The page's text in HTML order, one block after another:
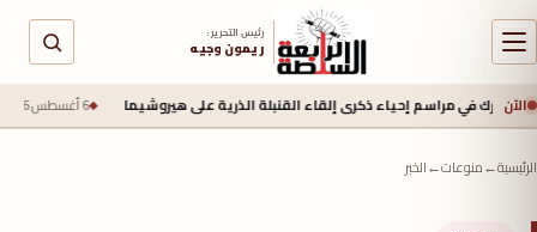
رئيس التحرير :
ريمون وجيه
الآنمراسم إحياء ذكرى إلقاء القنبلة الذرية على هيروشيما 6 أغسطس 2026 - 6:50 ص
الرئيسية←منوعات←الخبر